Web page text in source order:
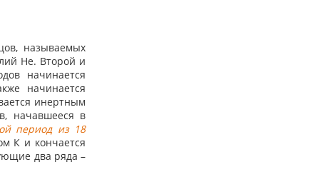
называемых
He. Второй и
начинается
начинается
инертным
начавшееся в
период из 18
К и кончается
два ряда –